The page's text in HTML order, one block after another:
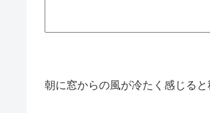
朝に窓からの風が冷たく感じると